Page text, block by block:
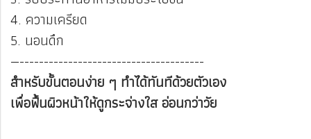
4. ความเครียด
5. นอนดึก
—--------------------------------------
สำหรับขั้นตอนง่าย ๆ ทำได้ทันทีด้วยตัวเอง
เพื่อฟื้นผิวหน้าให้ดูกระจ่างใส อ่อนกว่าวัย